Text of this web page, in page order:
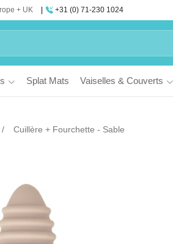
+ UK +31 (0) 71-230 1024
Splat Mats Vaiselles & Couverts
Cuillère + Fourchette - Sable